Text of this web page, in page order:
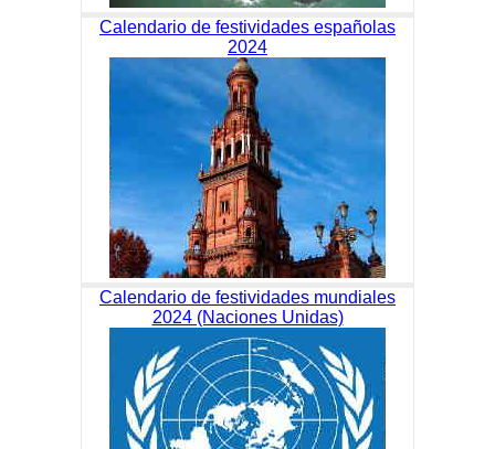
Calendario de festividades españolas
2024
Calendario de festividades mundiales
2024 (Naciones Unidas)